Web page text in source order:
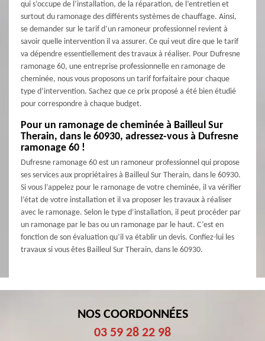
qui s’occupe de l’installation, de la réparation, de l’entretien et
surtout du ramonage des différents systèmes de chauffage. Ainsi,
se demander sur le tarif d’un ramoneur professionnel revient à
savoir quelle intervention il va assurer. Ce qui veut dire que le tarif
va dépendre essentiellement des travaux à réaliser. Pour Dufresne
ramonage 60, une entreprise professionnelle en ramonage de
cheminée, nous vous proposons un tarif forfaitaire pour chaque
type d’intervention. Sachez que ce prix proposé a été bien étudié
pour correspondre à chaque budget.
Pour un ramonage de cheminée à Bailleul Sur
Therain, dans le 60930, adressez-vous à Dufresne
ramonage 60 !
Dufresne ramonage 60 est un ramoneur professionnel qui propose
ses services aux propriétaires à Bailleul Sur Therain, dans le 60930.
Si vous l’appelez pour le ramonage de votre cheminée, il va vérifier
l’état de votre installation et il va proposer les travaux à réaliser
avec le ramonage. Selon le type d’installation, il peut procéder par
un ramonage par le bas ou un ramonage par le haut. C’est en
fonction de son évaluation qu’il va établir un devis. Confiez-lui les
travaux si vous êtes Bailleul Sur Therain, dans le 60930.
NOS COORDONNÉES
03 59 28 22 98